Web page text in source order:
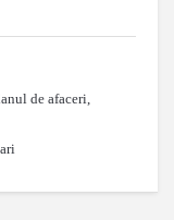
de afaceri,